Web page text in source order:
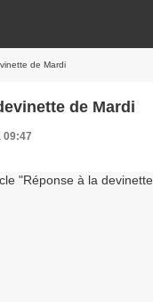
de Mardi
de Mardi
09:47